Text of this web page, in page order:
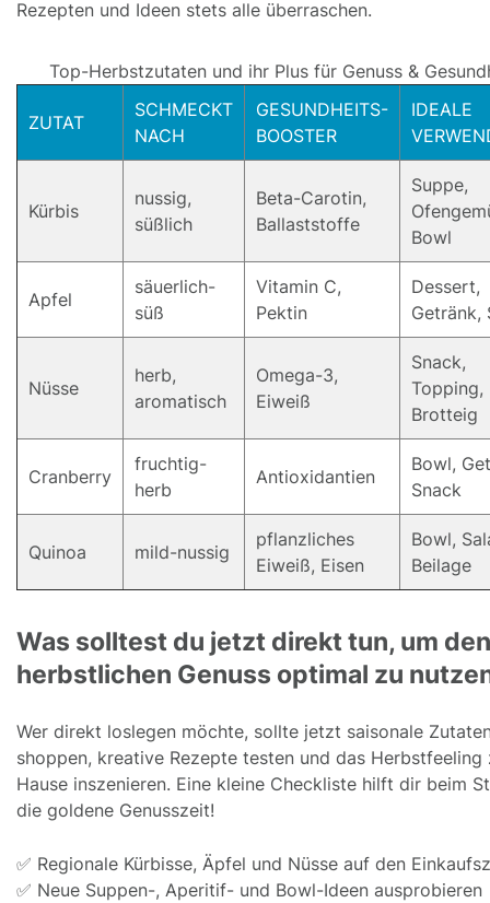
Rezepten und Ideen stets alle überraschen.
Top-Herbstzutaten und ihr Plus für Genuss &
ZUTAT
SCHMECKT
NACH
GESUNDHEITS-
BOOSTER
IDEALE
Kürbis
nussig,
süßlich
Beta-Carotin,
Ballaststoffe
Suppe,
Bowl
Apfel
säuerlich-
süß
Vitamin C,
Pektin
Dessert,
Getränk,
Nüsse
herb,
aromatisch
Omega-3,
Eiweiß
Snack,
Topping,
Brotteig
Cranberry
fruchtig-
herb
Antioxidantien
Bowl,
Snack
Quinoa mild-nussig
pflanzliches
Eiweiß, Eisen
Bowl,
Beilage
Was solltest du jetzt direkt tun, um den
herbstlichen Genuss optimal zu
Wer direkt loslegen möchte, sollte jetzt saisonale
shoppen, kreative Rezepte testen und das Herbstfeeling
Hause inszenieren. Eine kleine Checkliste hilft dir beim
die goldene Genusszeit!
✅ Regionale Kürbisse, Äpfel und Nüsse auf den
✅ Neue Suppen-, Aperitif- und Bowl-Ideen ausprobieren